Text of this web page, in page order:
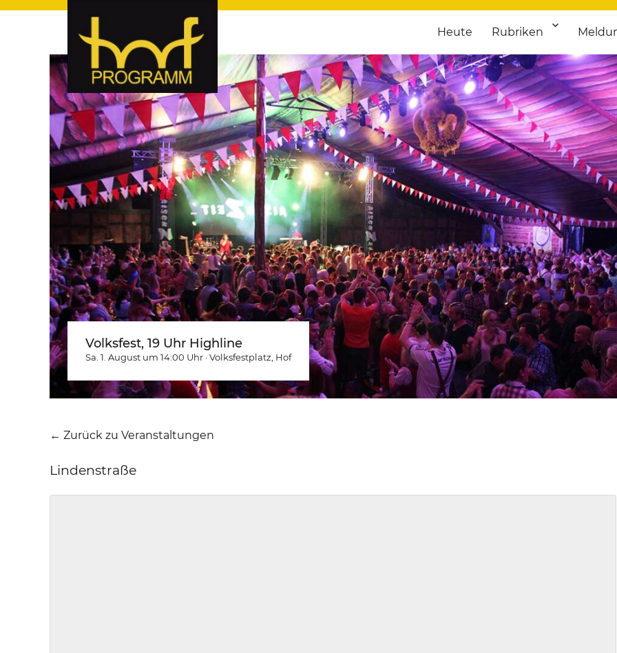
hof-programm – das Veranstaltungsportal für
hof-programm – das Veranstaltungsportal für Hof und Hochfranken. Täglich aktuelle Termine von Kultur bis Sport, von
Heute Rubriken
Volksfest, 19 Uhr Highline
Sa. 1. August um 14:00 Uhr ·Volksfestplatz , Hof
← Zurück zu Veranstaltungen
Lindenstraße